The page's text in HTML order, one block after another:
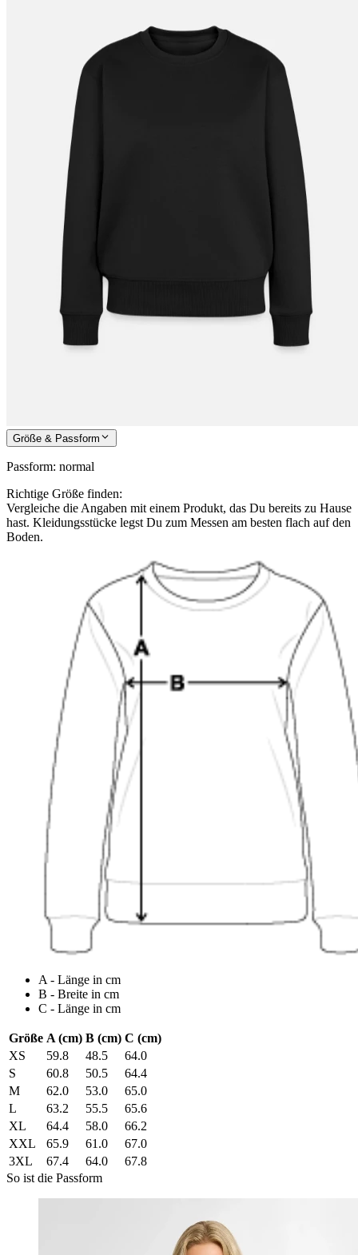
Größe & Passform
Passform: normal
Richtige Größe finden:
Vergleiche die Angaben mit einem Produkt, das Du bereits zu Hause
hast. Kleidungsstücke legst Du zum Messen am besten flach auf den
Boden.
A - Länge in cm
B - Breite in cm
C - Länge in cm
Größe A (cm) B (cm) C (cm)
XS
59.8 48.5
64.0
S
60.8 50.5
64.4
M
62.0 53.0
65.0
L
63.2 55.5
65.6
XL
64.4 58.0
66.2
XXL
65.9 61.0
67.0
3XL
67.4 64.0
67.8
So ist die Passform